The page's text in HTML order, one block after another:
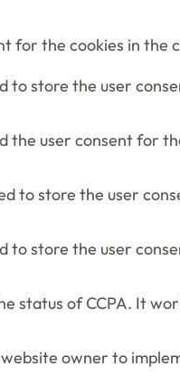
for the cookies in the
to store the user
the user consent for
to store the user
to store the user
status of CCPA. It
owner to